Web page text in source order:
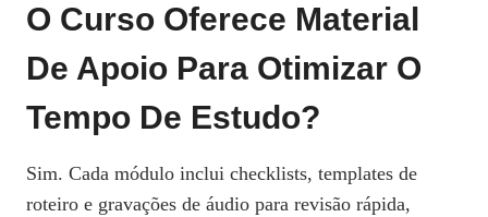
O Curso Oferece Material
De Apoio Para Otimizar O
Tempo De Estudo?
Sim. Cada módulo inclui checklists, templates de
roteiro e gravações de áudio para revisão rápida,